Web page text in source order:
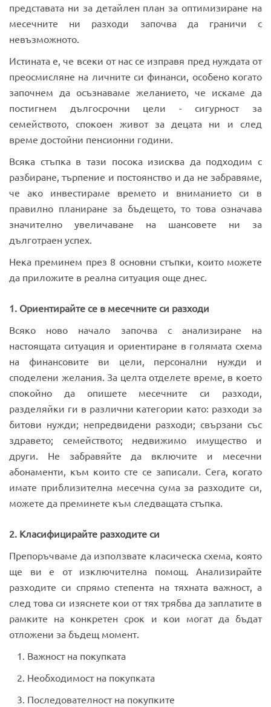
представата ни за детайлен план за оптимизиране на
месечните ни разходи започва да граничи с
невъзможното.
Истината е, че всеки от нас се изправя пред нуждата от
преосмисляне на личните си финанси, особено когато
започнем да осъзнаваме желанието, че искаме да
постигнем дългосрочни цели - сигурност за
семейството, спокоен живот за децата ни и след
време достойни пенсионни години.
Всяка стъпка в тази посока изисква да подходим с
разбиране, търпение и постоянство и да не забравяме,
че ако инвестираме времето и вниманието си в
правилно планиране за бъдещето, то това означава
значително увеличаване на шансовете ни за
дълготраен успех.
Нека преминем през 8 основни стъпки, които можете
да приложите в реална ситуация още днес.
1. Ориентирайте се в месечните си разходи
Всяко ново начало започва с анализиране на
настоящата ситуация и ориентиране в голямата схема
на финансовите ви цели, персонални нужди и
споделени желания. За целта отделете време, в което
спокойно да опишете месечните си разходи,
разделяйки ги в различни категории като: разходи за
битови нужди; непредвидени разходи; свързани със
здравето; семейството; недвижимо имущество и
други. Не забравяйте да включите и месечни
абонаменти, към които сте се записали. Сега, когато
имате приблизителна месечна сума за разходите си,
можете да преминете към следващата стъпка.
2. Класифицирайте разходите си
Препоръчваме да използвате класическа схема, която
ще ви е от изключителна помощ. Анализирайте
разходите си спрямо степента на тяхната важност, а
след това си изяснете кои от тях трябва да заплатите в
рамките на конкретен срок и кои могат да бъдат
отложени за бъдещ момент.
Важност на покупката
Необходимост на покупката
Последователност на покупките